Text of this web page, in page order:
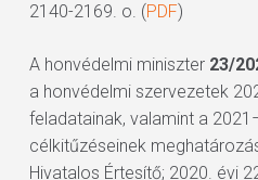
2140-2169. o. (PDF)
A honvédelmi miniszter 23/
a honvédelmi szervezetek
feladatainak, valamint a
célkitűzéseinek
Hivatalos Értesítő; 2020. évi